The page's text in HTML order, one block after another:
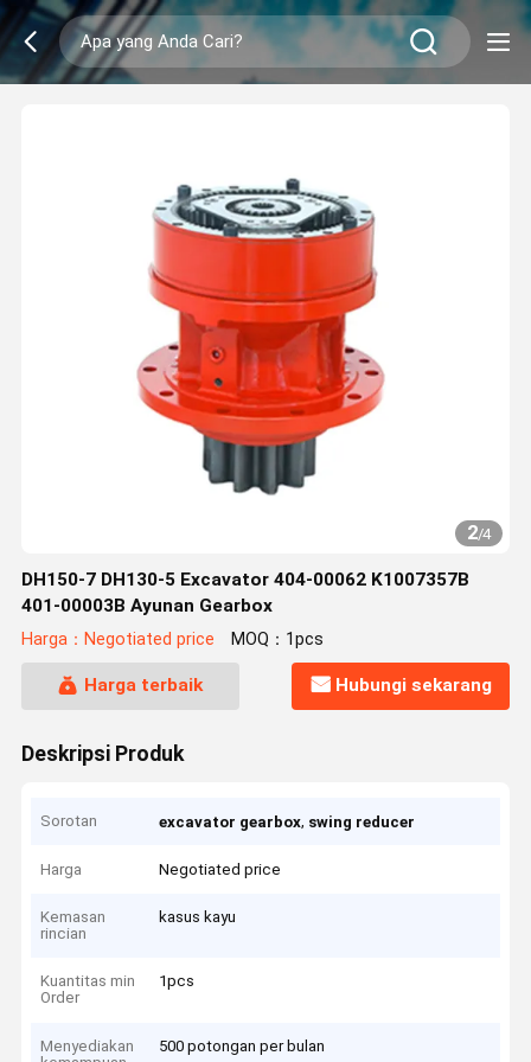
2/4
DH150-7 DH130-5 Excavator 404-00062 K1007357B
401-00003B Ayunan Gearbox
Harga：Negotiated price MOQ：1pcs
Harga terbaik Hubungi sekarang
Deskripsi Produk
Sorotan excavator gearbox, swing reducer
Harga Negotiated price
Kemasan
rincian
kasus kayu
Kuantitas min
Order
1pcs
Menyediakan
500 potongan per bulan